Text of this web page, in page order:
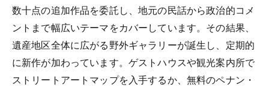
数十点の追加作品を委託し、地元の民話から政治的コメ
ントまで幅広いテーマをカバーしています。その結果、
遺産地区全体に広がる野外ギャラリーが誕生し、定期的
に新作が加わっています。ゲストハウスや観光案内所で
ストリートアートマップを入手するか、無料のペナン・